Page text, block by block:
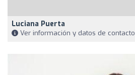
Luciana Puerta
Ver información y datos de contacto